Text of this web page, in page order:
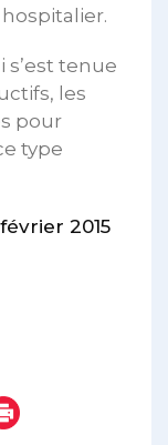
s’est tenue
les
pour
type
2015